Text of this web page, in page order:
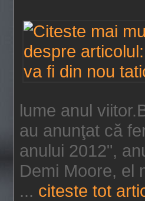
lume anul
au anunţat că
anului 2012",
Demi Moore, el
... citeste tot